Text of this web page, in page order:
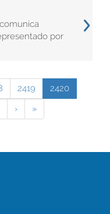
por
2419
2420
› »